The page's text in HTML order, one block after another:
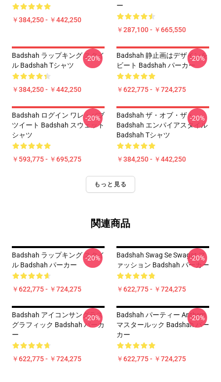
￥384,250 - ￥442,250
ー
￥287,100 - ￥665,550
Badshah ラップキング スタイ
ル Badshah Tシャツ
￥384,250 - ￥442,250
-20%
Badshah 静止画はデザインを
ビート Badshah パーカー
￥622,775 - ￥724,275
-20%
Badshah ログイン ワレ・バブ
ツイート Badshah スウェット
シャツ
￥593,775 - ￥695,275
-20%
Badshah ザ・オブ・ザ・
Badshah エンパイアスタイル
Badshah Tシャツ
￥384,250 - ￥442,250
-20%
もっと見る
関連商品
Badshah ラップキング スタイ
ル Badshah パーカー
￥622,775 - ￥724,275
-20%
Badshah Swag Se Swagat フ
ァッション Badshah パーカー
￥622,775 - ￥724,275
-20%
Badshah アイコンサングラス
グラフィック Badshah パーカ
ー
￥622,775 - ￥724,275
-20%
Badshah パーティー Anthem
マスタールック Badshah パー
カー
￥622,775 - ￥724,275
-20%